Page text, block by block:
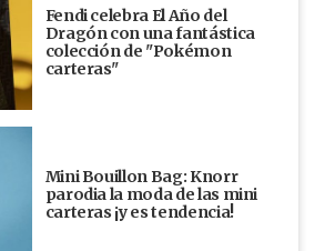
Fendi celebra El Año del
Dragón con una fantástica
colección de "Pokémon
carteras"
Mini Bouillon Bag: Knorr
parodia la moda de las mini
carteras ¡y es tendencia!